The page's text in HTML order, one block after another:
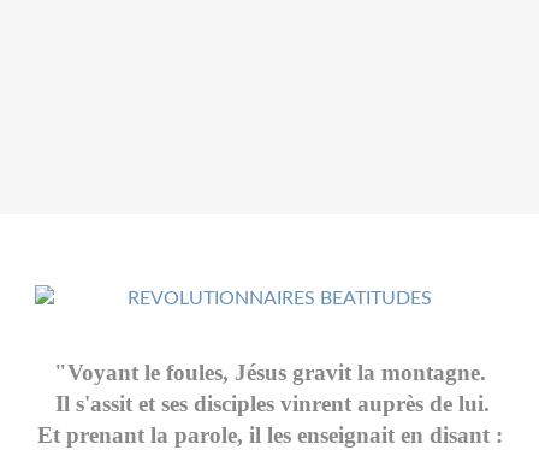
"Voyant le foules, Jésus gravit la montagne.
Il s'assit et ses disciples vinrent auprès de lui.
Et prenant la parole, il les enseignait en disant :